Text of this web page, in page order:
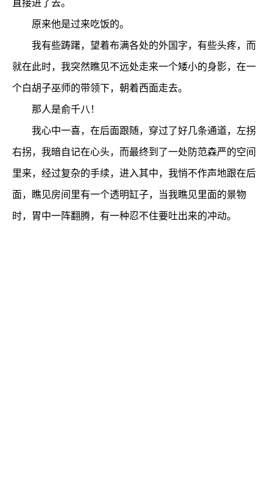
原来他是过来吃饭的。
我有些踌躇，望着布满各处的外国字，有些头疼，而
就在此时，我突然瞧见不远处走来一个矮小的身影，在一
个白胡子巫师的带领下，朝着西面走去。
那人是俞千八！
我心中一喜，在后面跟随，穿过了好几条通道，左拐
右拐，我暗自记在心头，而最终到了一处防范森严的空间
里来，经过复杂的手续，进入其中，我悄不作声地跟在后
面，瞧见房间里有一个透明缸子，当我瞧见里面的景物
时，胃中一阵翻腾，有一种忍不住要吐出来的冲动。